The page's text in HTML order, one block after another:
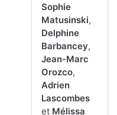
Sophie
Matusinski,
Delphine
Barbancey,
Jean-Marc
Orozco,
Adrien
Lascombes
et Mélissa